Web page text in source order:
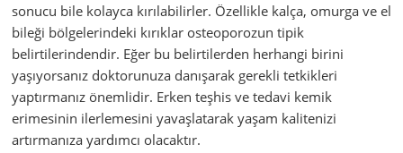
sonucu bile kolayca kırılabilirler. Özellikle kalça, omurga ve el
bileği bölgelerindeki kırıklar osteoporozun tipik
belirtilerindendir. Eğer bu belirtilerden herhangi birini
yaşıyorsanız doktorunuza danışarak gerekli tetkikleri
yaptırmanız önemlidir. Erken teşhis ve tedavi kemik
erimesinin ilerlemesini yavaşlatarak yaşam kalitenizi
artırmanıza yardımcı olacaktır.